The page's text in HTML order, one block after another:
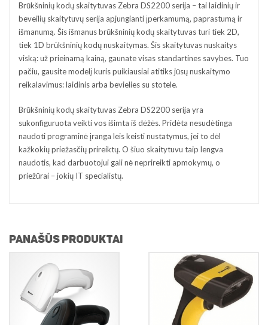
Brūkšninių kodų skaitytuvas Zebra DS2200 serija – tai laidinių ir
beveilių skaitytuvų serija apjungianti įperkamumą, paprastumą ir
išmanumą. Šis išmanus brūkšninių kodų skaitytuvas turi tiek 2D,
tiek 1D brūkšninių kodų nuskaitymas. Šis skaitytuvas nuskaitys
viską: už prieinamą kainą, gaunate visas standartines savybes. Tuo
pačiu, gausite modelį kuris puikiausiai atitiks jūsų nuskaitymo
reikalavimus: laidinis arba bevielies su stotele.
Brūkšninių kodų skaitytuvas Zebra DS2200 serija yra
sukonfiguruota veikti vos išimta iš dėžės. Pridėta nesudėtinga
naudoti programinė įranga leis keisti nustatymus, jei to dėl
kažkokių priežasčių prireiktų. O šiuo skaitytuvu taip lengva
naudotis, kad darbuotojui gali nė neprireikti apmokymų, o
priežūrai – jokių IT specialistų.
PANAŠŪS PRODUKTAI